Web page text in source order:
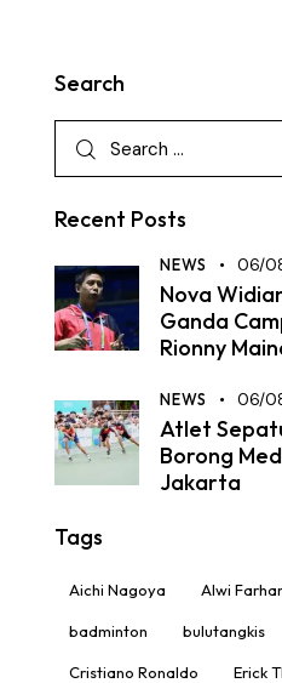
Search
Recent Posts
NEWS 06/
Nova
Ganda
Rionny
NEWS 06/
Atlet
Borong
Jakarta
Tags
Aichi Nagoya Alwi
badminton bulutangkis
Cristiano Ronaldo Erick